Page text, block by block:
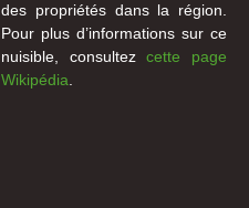
des propriétés dans la région.
Pour plus d’informations sur ce
nuisible, consultezcette page
Wikipédia.